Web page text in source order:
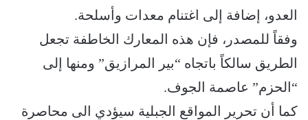
العدو، إضافة إلى اغتنام معدات وأسلحة.
وفقاً للمصدر، فإن هذه المعارك الخاطفة تجعل
الطريق سالكاً باتجاه “بير المرازيق” ومنها إلى
“الحزم” عاصمة الجوف.
كما أن تحرير المواقع الجبلية سيؤدي الى محاصرة